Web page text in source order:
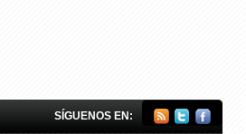
SÍGUENOS EN: